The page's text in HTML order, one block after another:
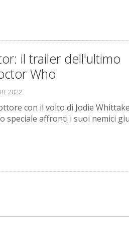
il trailer dell'ultimo
Who
2022
con il volto di Jodie
speciale affronti i suoi nemici